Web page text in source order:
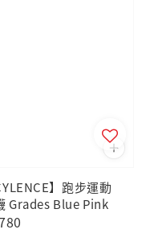
】跑步運動
Grades Blue Pink